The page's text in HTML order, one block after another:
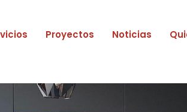
Proyectos Noticias